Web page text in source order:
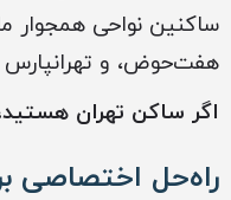
ساکنین نواحی همجوار
هفت‌حوض، و تهرانپارس
اگر ساکن ‏تهران
راه‌حل اختصاصی